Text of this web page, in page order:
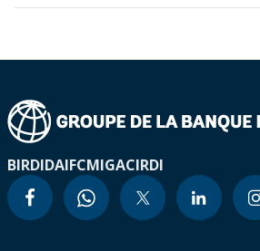
BIRDIDAIFCMIGACIRDI